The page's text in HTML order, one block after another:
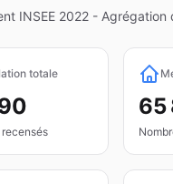
INSEE 2022 - Agrégation
totale
65